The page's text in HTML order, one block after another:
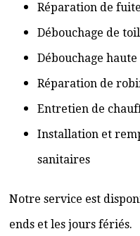
Réparation de
Débouchage de
Débouchage
Réparation de
Entretien de
Installation et
sanitaires
Notre service est
ends et les jours fériés.